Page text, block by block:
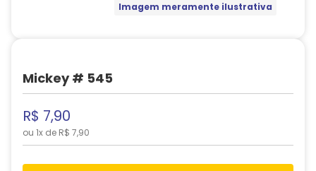
Imagem meramente ilustrativa
Mickey # 545
R$ 7,90
ou 1x de R$ 7,90